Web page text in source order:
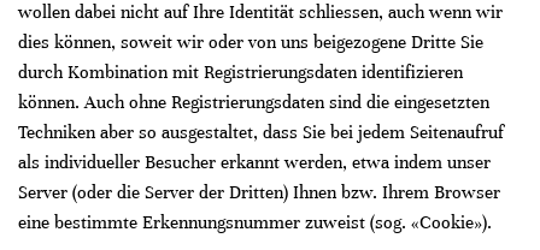
wollen dabei nicht auf Ihre Identität schliessen, auch wenn wir
dies können, soweit wir oder von uns beigezogene Dritte Sie
durch Kombination mit Registrierungsdaten identifizieren
können. Auch ohne Registrierungsdaten sind die eingesetzten
Techniken aber so ausgestaltet, dass Sie bei jedem Seitenaufruf
als individueller Besucher erkannt werden, etwa indem unser
Server (oder die Server der Dritten) Ihnen bzw. Ihrem Browser
eine bestimmte Erkennungsnummer zuweist (sog. «Cookie»).